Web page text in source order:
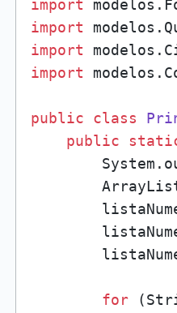
import
import
import
import
public class
public
for